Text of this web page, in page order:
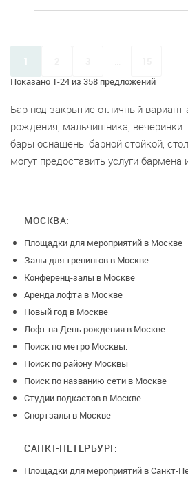
Показано 1-24 из 358 предложений
1
Бар под закрытие отличный
рождения, мальчишника,
бары оснащены барной стойкой,
могут предоставить услуги бармена
МОСКВА:
Площадки для мероприятий в Москве
Залы для тренингов в Москве
Конференц-залы в Москве
Аренда лофта в Москве
Новый год в Москве
Лофт на День рождения в Москве
Поиск по метро Москвы.
Поиск по району Москвы
Поиск по названию сети в Москве
Студии подкастов в Москве
Спортзалы в Москве
САНКТ-ПЕТЕРБУРГ:
Площадки для мероприятий в Санкт-